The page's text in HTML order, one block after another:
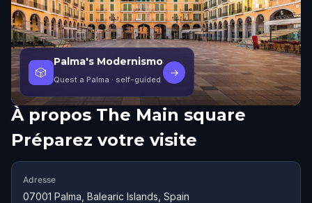
🎲
Palma's Modernismo
Quest a Palma · self-guided
→
À propos The Main square
Préparez votre visite
Adresse
07001 Palma, Balearic Islands, Spain